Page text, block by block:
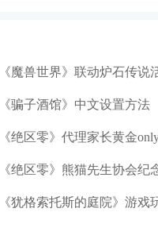
《魔兽世界》联动炉石传说
《骗子酒馆》中文设置方法
《绝区零》代理家长黄金
《绝区零》熊猫先生协会纪
《犹格索托斯的庭院》游戏